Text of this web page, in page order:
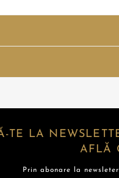
TE LA
AFLĂ
Prin abonare la